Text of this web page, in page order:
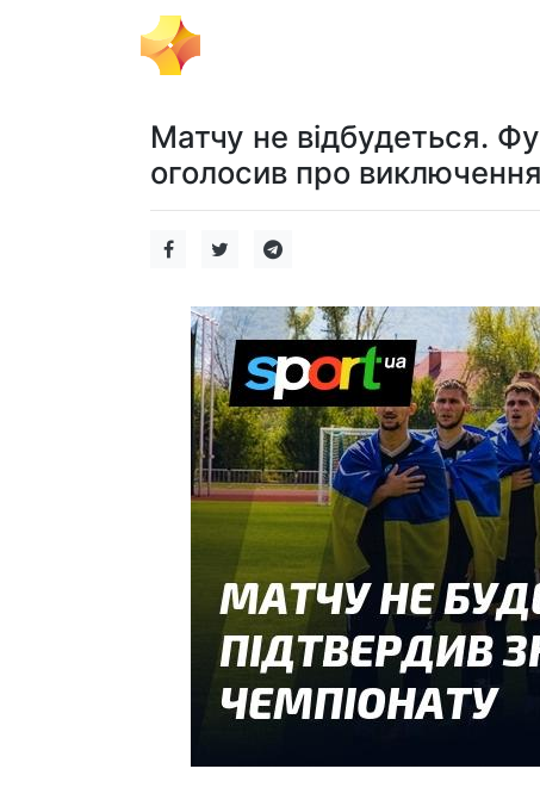
Матчу не відбудеться.
оголосив про